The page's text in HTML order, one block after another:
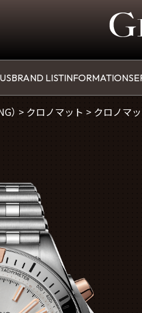
BRAND LISTINFORMATION
） > クロノマット > クロノマ